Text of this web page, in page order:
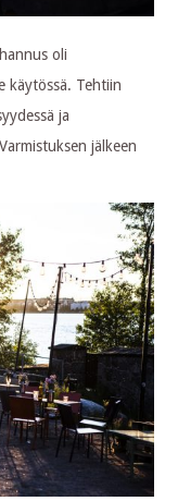
oli
käytössä. Tehtiin
ja
jälkeen